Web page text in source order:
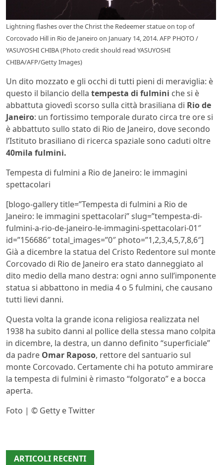
Lightning flashes over the Christ the Redeemer statue on top of
Corcovado Hill in Rio de Janeiro on January 14, 2014. AFP PHOTO /
YASUYOSHI CHIBA (Photo credit should read YASUYOSHI
CHIBA/AFP/Getty Images)
Un dito mozzato e gli occhi di tutti pieni di meraviglia: è
questo il bilancio della tempesta di fulmini che si è
abbattuta giovedì scorso sulla città brasiliana di Rio de
Janeiro: un fortissimo temporale durato circa tre ore si
è abbattuto sullo stato di Rio de Janeiro, dove secondo
l’Istituto brasiliano di ricerca spaziale sono caduti oltre
40mila fulmini.
Tempesta di fulmini a Rio de Janeiro: le immagini
spettacolari
[blogo-gallery title=”Tempesta di fulmini a Rio de
Janeiro: le immagini spettacolari” slug=”tempesta-di-
fulmini-a-rio-de-janeiro-le-immagini-spettacolari-01″
id=”156686″ total_images=”0″ photo=”1,2,3,4,5,7,8,6″]
Già a dicembre la statua del Cristo Redentore sul monte
Corcovado di Rio de Janeiro era stato danneggiato al
dito medio della mano destra: ogni anno sull’imponente
statua si abbattono in media 4 o 5 fulmini, che causano
tutti lievi danni.
Questa volta la grande icona religiosa realizzata nel
1938 ha subito danni al pollice della stessa mano colpita
in dicembre, la destra, un danno definito “superficiale”
da padre Omar Raposo, rettore del santuario sul
monte Corcovado. Certamente chi ha potuto ammirare
la tempesta di fulmini è rimasto “folgorato” e a bocca
aperta.
Foto | © Getty e Twitter
ARTICOLI RECENTI